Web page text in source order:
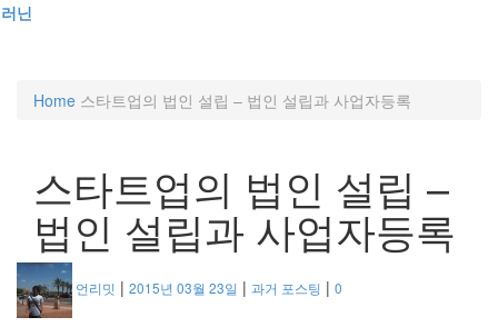
러닌
Home 스타트업의 법인 설립 – 법인 설립과 사업자등록
스타트업의 법인 설립 –
법인 설립과 사업자등록
언리밋 | 2015년 03월 23일 | 과거 포스팅 | 0